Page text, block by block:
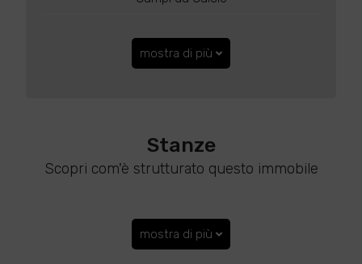
mostra di più
Stanze
Scopri com'è strutturato questo immobile
mostra di più